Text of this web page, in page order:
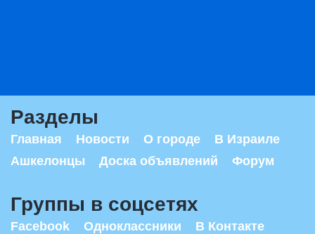
Разделы
Главная Новости О городе
В Израиле
Ашкелонцы
Доска объявлений Форум
Группы в соцсетях
Facebook Одноклассники
В Контакте